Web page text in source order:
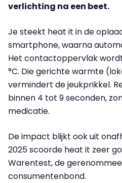
verlichting na een beet.
Je steekt heat it in de
smartphone, waarna
Het contactoppervlak
°C. Die gerichte warmte
vermindert de jeukprikkel.
binnen 4 tot 9 seconden,
medicatie.
De impact blijkt ook uit
2025 scoorde heat it zeer
Warentest, de
consumentenbond.